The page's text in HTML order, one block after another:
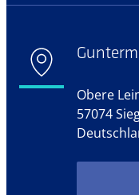
Obere
57074